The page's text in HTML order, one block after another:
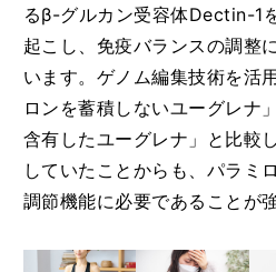
るβ-グルカン受容体Dectin-1
起こし、免疫バランスの調整
います。ゲノム編集技術を活
ロンを蓄積しないユーグレナ
含有したユーグレナ」と比較
していたことからも、パラミ
調節機能に必要であることが